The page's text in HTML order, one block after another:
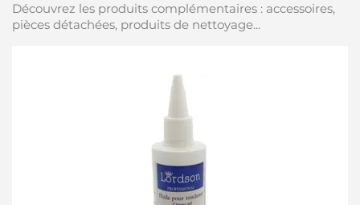
Découvrez les produits complémentaires : accessoires,
pièces détachées, produits de nettoyage...